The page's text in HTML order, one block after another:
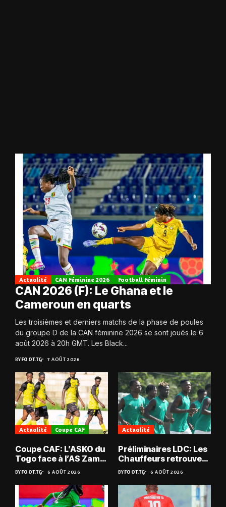
Actualité CAN Féminine 2026 Football Féminin
CAN 2026 (F): Le Ghana et le
Cameroun en quarts
Les troisièmes et derniers matchs de la phase de poules
du groupe D de la CAN féminine 2026 se sont joués le 6
août 2026 à 20h GMT. Les Black...
BYFOOT.TG 7 AOÛT 2026
Actualité Coupe CAF
Coupe CAF: L’ASKO du
Togo face à l’AS Zam
du Niger
BYFOOT.TG 6 AOÛT 2026
Actualité
Préliminaires LDC: Les
Chauffeurs retrouvent
les Mimos
BYFOOT.TG 6 AOÛT 2026